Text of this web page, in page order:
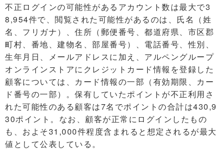
不正ログインの可能性があるアカウント数は最大で3
8,954件で、閲覧された可能性があるのは、氏名（姓
名、フリガナ）、住所（郵便番号、都道府県、市区郡
町村、番地、建物名、部屋番号）、電話番号、性別、
生年月日、メールアドレスに加え、アルペングループ
オンラインストアにクレジットカード情報を登録した
顧客については、カード情報の一部（有効期限、カー
ド番号の一部）。保有していたポイントが不正利用さ
れた可能性のある顧客は7名でポイントの合計は430,9
30ポイント。なお、顧客が正常にログインしたもの
も、およそ31,000件程度含まれると想定されるが最大
値として公表している。